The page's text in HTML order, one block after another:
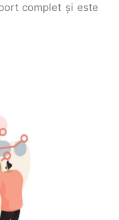
complet și este